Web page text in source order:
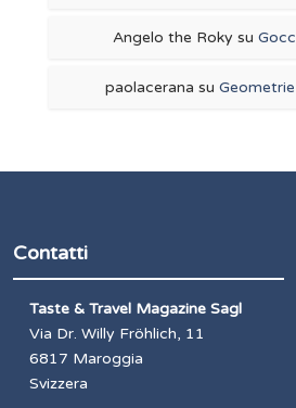
Angelo the Roky su
paolacerana su
Contatti
Taste & Travel Magazine Sagl
Via Dr. Willy Fröhlich, 11
6817 Maroggia
Svizzera